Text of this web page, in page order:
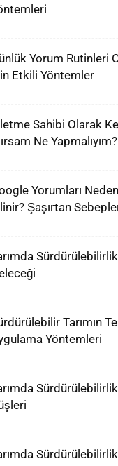
Yorum Rutinleri
Etkili Yöntemler
Sahibi Olarak
Ne Yapmalıyım?
Yorumları
Şaşırtan
Tarımın
Yöntemleri